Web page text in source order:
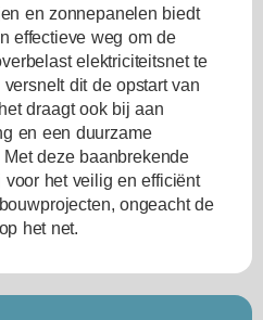
en zonnepanelen biedt
effectieve weg om de
elektriciteitsnet te
dit de opstart van
draagt ook bij aan
en een duurzame
deze baanbrekende
het veilig en efficiënt
ongeacht de
het net.